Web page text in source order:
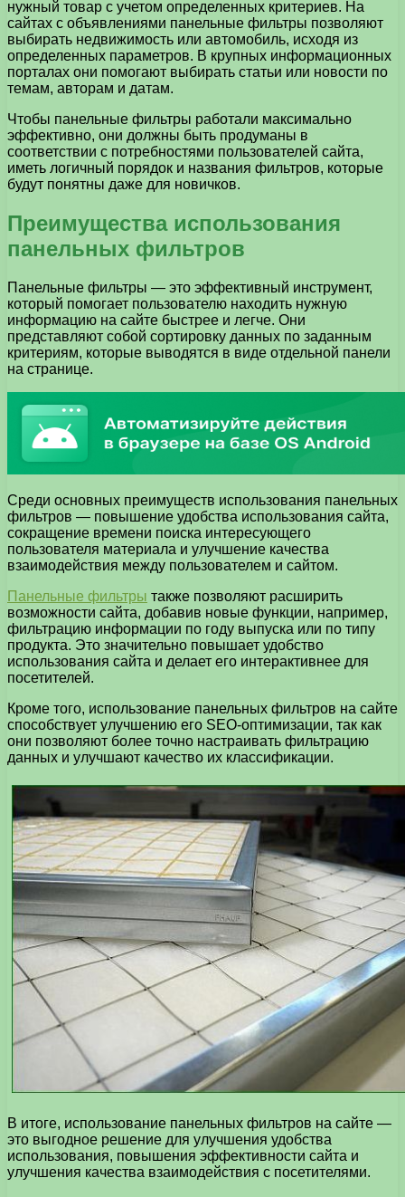
нужный товар с учетом определенных критериев. На
сайтах с объявлениями панельные фильтры позволяют
выбирать недвижимость или автомобиль, исходя из
определенных параметров. В крупных информационных
порталах они помогают выбирать статьи или новости по
темам, авторам и датам.
Чтобы панельные фильтры работали максимально
эффективно, они должны быть продуманы в
соответствии с потребностями пользователей сайта,
иметь логичный порядок и названия фильтров, которые
будут понятны даже для новичков.
Преимущества использования
панельных фильтров
Панельные фильтры — это эффективный инструмент,
который помогает пользователю находить нужную
информацию на сайте быстрее и легче. Они
представляют собой сортировку данных по заданным
критериям, которые выводятся в виде отдельной панели
на странице.
Среди основных преимуществ использования панельных
фильтров — повышение удобства использования сайта,
сокращение времени поиска интересующего
пользователя материала и улучшение качества
взаимодействия между пользователем и сайтом.
Панельные фильтры также позволяют расширить
возможности сайта, добавив новые функции, например,
фильтрацию информации по году выпуска или по типу
продукта. Это значительно повышает удобство
использования сайта и делает его интерактивнее для
посетителей.
Кроме того, использование панельных фильтров на сайте
способствует улучшению его SEO-оптимизации, так как
они позволяют более точно настраивать фильтрацию
данных и улучшают качество их классификации.
В итоге, использование панельных фильтров на сайте —
это выгодное решение для улучшения удобства
использования, повышения эффективности сайта и
улучшения качества взаимодействия с посетителями.